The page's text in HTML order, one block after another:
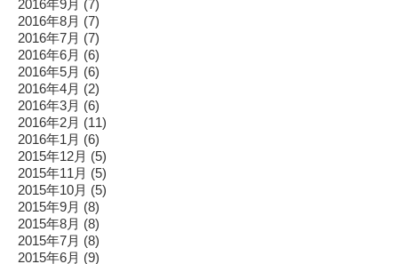
2016年9月 (7)
2016年8月 (7)
2016年7月 (7)
2016年6月 (6)
2016年5月 (6)
2016年4月 (2)
2016年3月 (6)
2016年2月 (11)
2016年1月 (6)
2015年12月 (5)
2015年11月 (5)
2015年10月 (5)
2015年9月 (8)
2015年8月 (8)
2015年7月 (8)
2015年6月 (9)